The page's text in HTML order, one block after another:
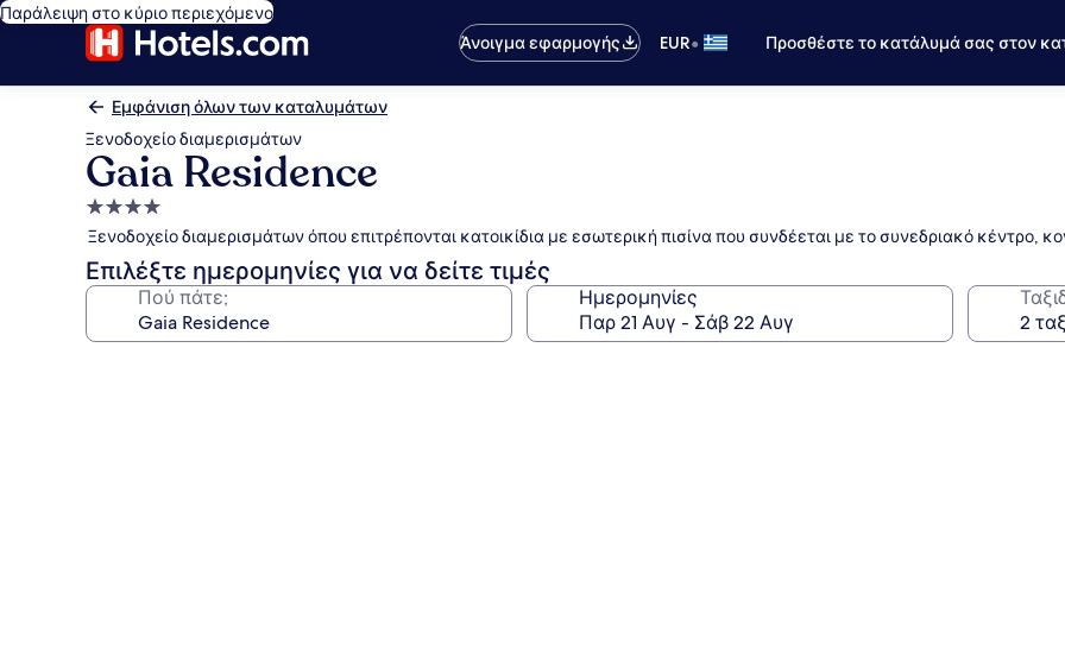
Παράλειψη στο κύριο περιεχόμενο
Άνοιγμα εφαρμογής
EUR• Προσθέστε το κατάλυμά σας στον
Εμφάνιση όλων των καταλυμάτων
Ξενοδοχείο διαμερισμάτων
Gaia Residence
Κατάλυμα
με
4.0
αστέρια
Ξενοδοχείο διαμερισμάτων όπου επιτρέπονται κατοικίδια με εσωτερική πισίνα που συνδέεται με το συνεδριακό κέντρο,
Επιλέξτε ημερομηνίες για να δείτε τιμές
Πού πάτε; Ημερομηνίες